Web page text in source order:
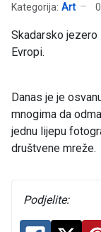
Kategorija: Art
Skadarsko jezero
Evropi.
Danas je je
mnogima da
jednu lijepu
društvene mreže.
Podjelite: